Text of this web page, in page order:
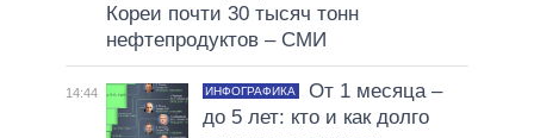
Кореи почти 30 тысяч тонн
нефтепродуктов – СМИ
14:44 ИНФОГРАФИКА
От 1 месяца –
до 5 лет: кто и как долго